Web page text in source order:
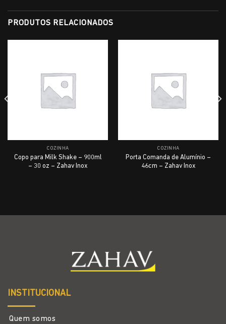
PRODUTOS RELACIONADOS
COZINHA
Copo para Milk Shake – 900ml
– 30 oz – Zahav Inox
COZINHA
Porta Comanda de Alumínio –
46cm – Zahav Inox
INSTITUCIONAL
Quem somos